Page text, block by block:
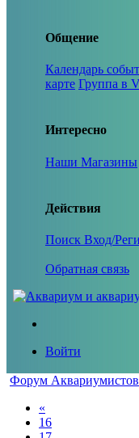
Общение
Календарь
карте Группа в
Интересно
Наши Магазины
Действия
Поиск Вход/
Обратная связь
Войти
Форум Аквариумистов
«
16